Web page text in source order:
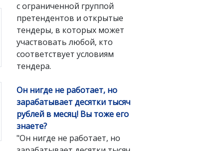
с ограниченной группой
претендентов и открытые
тендеры, в которых может
участвовать любой, кто
соответствует условиям
тендера.
Он нигде не работает, но
зарабатывает десятки тысяч
рублей в месяц! Вы тоже его
знаете?
"Он нигде не работает, но